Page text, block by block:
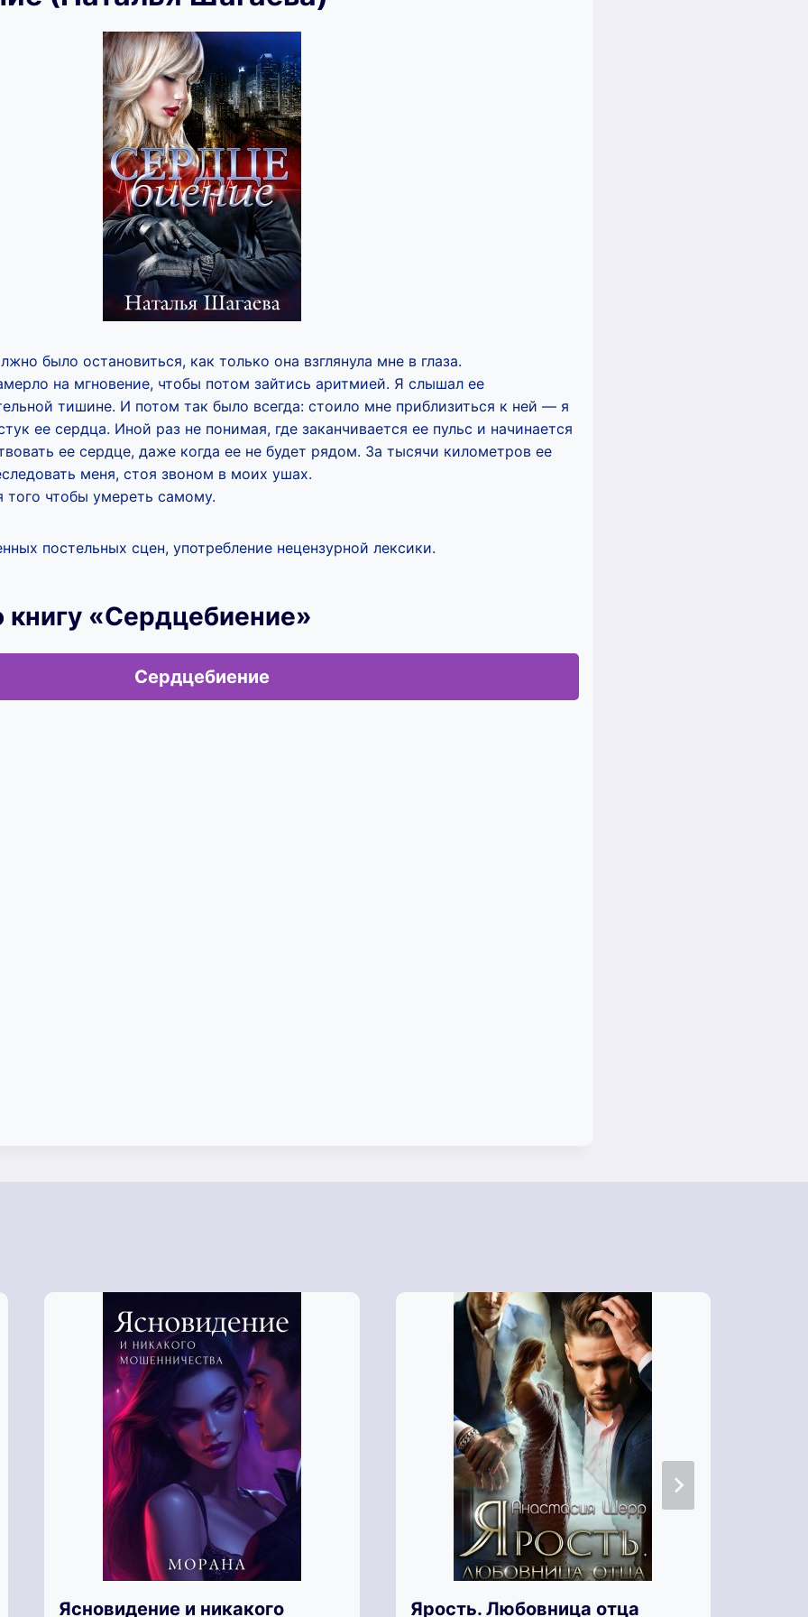
было остановиться, как только она взглянула мне в глаза.
на мгновение, чтобы потом зайтись аритмией. Я слышал ее
тишине. И потом так было всегда: стоило мне приблизиться к ней — я
ее сердца. Иной раз не понимая, где заканчивается ее пульс и начинается
ее сердце, даже когда ее не будет рядом. За тысячи километров ее
меня, стоя звоном в моих ушах.
того чтобы умереть самому.
постельных сцен, употребление нецензурной лексики.
книгу «Сердцебиение»
Сердцебиение
Ясновидение и никакого Ярость. Любовница отца